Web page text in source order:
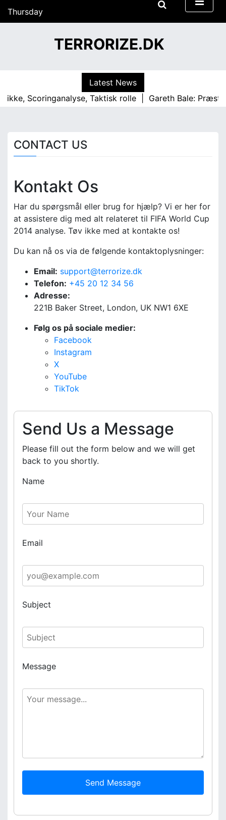
Thursday
18/06/2026
TERRORIZE.DK
Latest News
Scoringanalyse, Taktisk rolle |
Gareth Bale:
CONTACT US
Kontakt Os
Har du spørgsmål eller brug for hjælp? Vi er her for
at assistere dig med alt relateret til FIFA World Cup
2014 analyse. Tøv ikke med at kontakte os!
Du kan nå os via de følgende kontaktoplysninger:
Email: support@terrorize.dk
Telefon: +45 20 12 34 56
Adresse:
221B Baker Street, London, UK NW1 6XE
Følg os på sociale medier:
Facebook
Instagram
X
YouTube
TikTok
Send Us a Message
Please fill out the form below and we will get
back to you shortly.
Name
Email
Subject
Message
Send Message